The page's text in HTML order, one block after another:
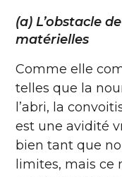
(a) L’obstacle
matérielles
Comme elle
telles que la
l’abri, la
est une avidité
bien tant que
limites, mais ce